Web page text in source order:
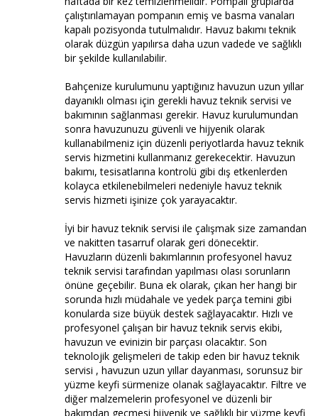
çalıştırılamayan pompanın emiş ve basma vanaları
kapalı pozisyonda tutulmalıdır. Havuz bakımı teknik
olarak düzgün yapılırsa daha uzun vadede ve sağlıklı
bir şekilde kullanılabilir.
Bahçenize kurulumunu yaptığınız havuzun uzun yıllar
dayanıklı olması için gerekli havuz teknik servisi ve
bakımının sağlanması gerekir. Havuz kurulumundan
sonra havuzunuzu güvenli ve hijyenik olarak
kullanabilmeniz için düzenli periyotlarda havuz teknik
servis hizmetini kullanmanız gerekecektir. Havuzun
bakımı, tesisatlarına kontrolü gibi dış etkenlerden
kolayca etkilenebilmeleri nedeniyle havuz teknik
servis hizmeti işinize çok yarayacaktır.
İyi bir havuz teknik servisi ile çalışmak size zamandan
ve nakitten tasarruf olarak geri dönecektir.
Havuzların düzenli bakımlarının profesyonel havuz
teknik servisi tarafından yapılması olası sorunların
önüne geçebilir. Buna ek olarak, çıkan her hangi bir
sorunda hızlı müdahale ve yedek parça temini gibi
konularda size büyük destek sağlayacaktır. Hızlı ve
profesyonel çalışan bir havuz teknik servis ekibi,
havuzun ve evinizin bir parçası olacaktır. Son
teknolojik gelişmeleri de takip eden bir havuz teknik
servisi , havuzun uzun yıllar dayanması, sorunsuz bir
yüzme keyfi sürmenize olanak sağlayacaktır. Filtre ve
diğer malzemelerin profesyonel ve düzenli bir
bakımdan geçmesi hijyenik ve sağlıklı bir yüzme keyfi